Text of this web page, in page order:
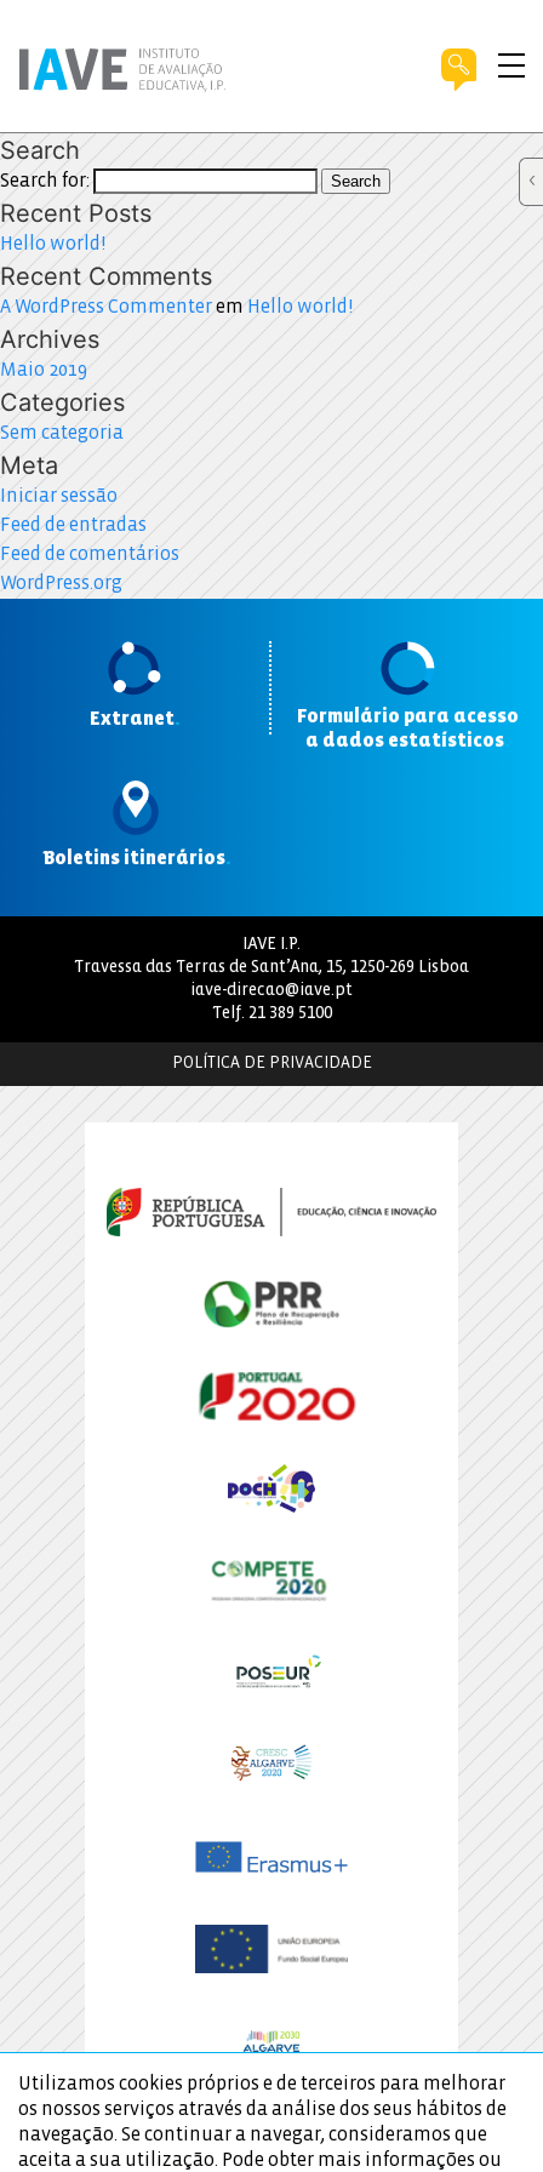
Search
Search for: Search
Recent Posts
Hello world!
Recent Comments
A WordPress Commenterem Hello world!
Archives
Maio 2019
Categories
Sem categoria
Meta
Iniciar sessão
Feed de entradas
Feed de comentários
WordPress.org
Extranet.
Formulário para acesso
a dados estatísticos
Boletins itinerários.
IAVE I.P.
Travessa das Terras de Sant’Ana, 15, 1250-269 Lisboa
iave-direcao@iave.pt
Telf. 21 389 5100
POLÍTICA DE PRIVACIDADE
Utilizamos cookies próprios e de terceiros para melhorar
os nossos serviços através da análise dos seus hábitos de
navegação. Se continuar a navegar, consideramos que
aceita a sua utilização. Pode obter mais informações ou